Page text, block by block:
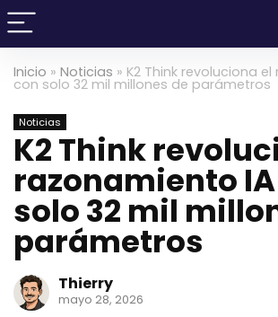
Inicio » Noticias » K2 Think revoluciona
con solo 32 mil millones de parámetros
Noticias
K2 Think
razonamiento
solo 32 mil
parámetros
Thierry
mayo 28, 2026